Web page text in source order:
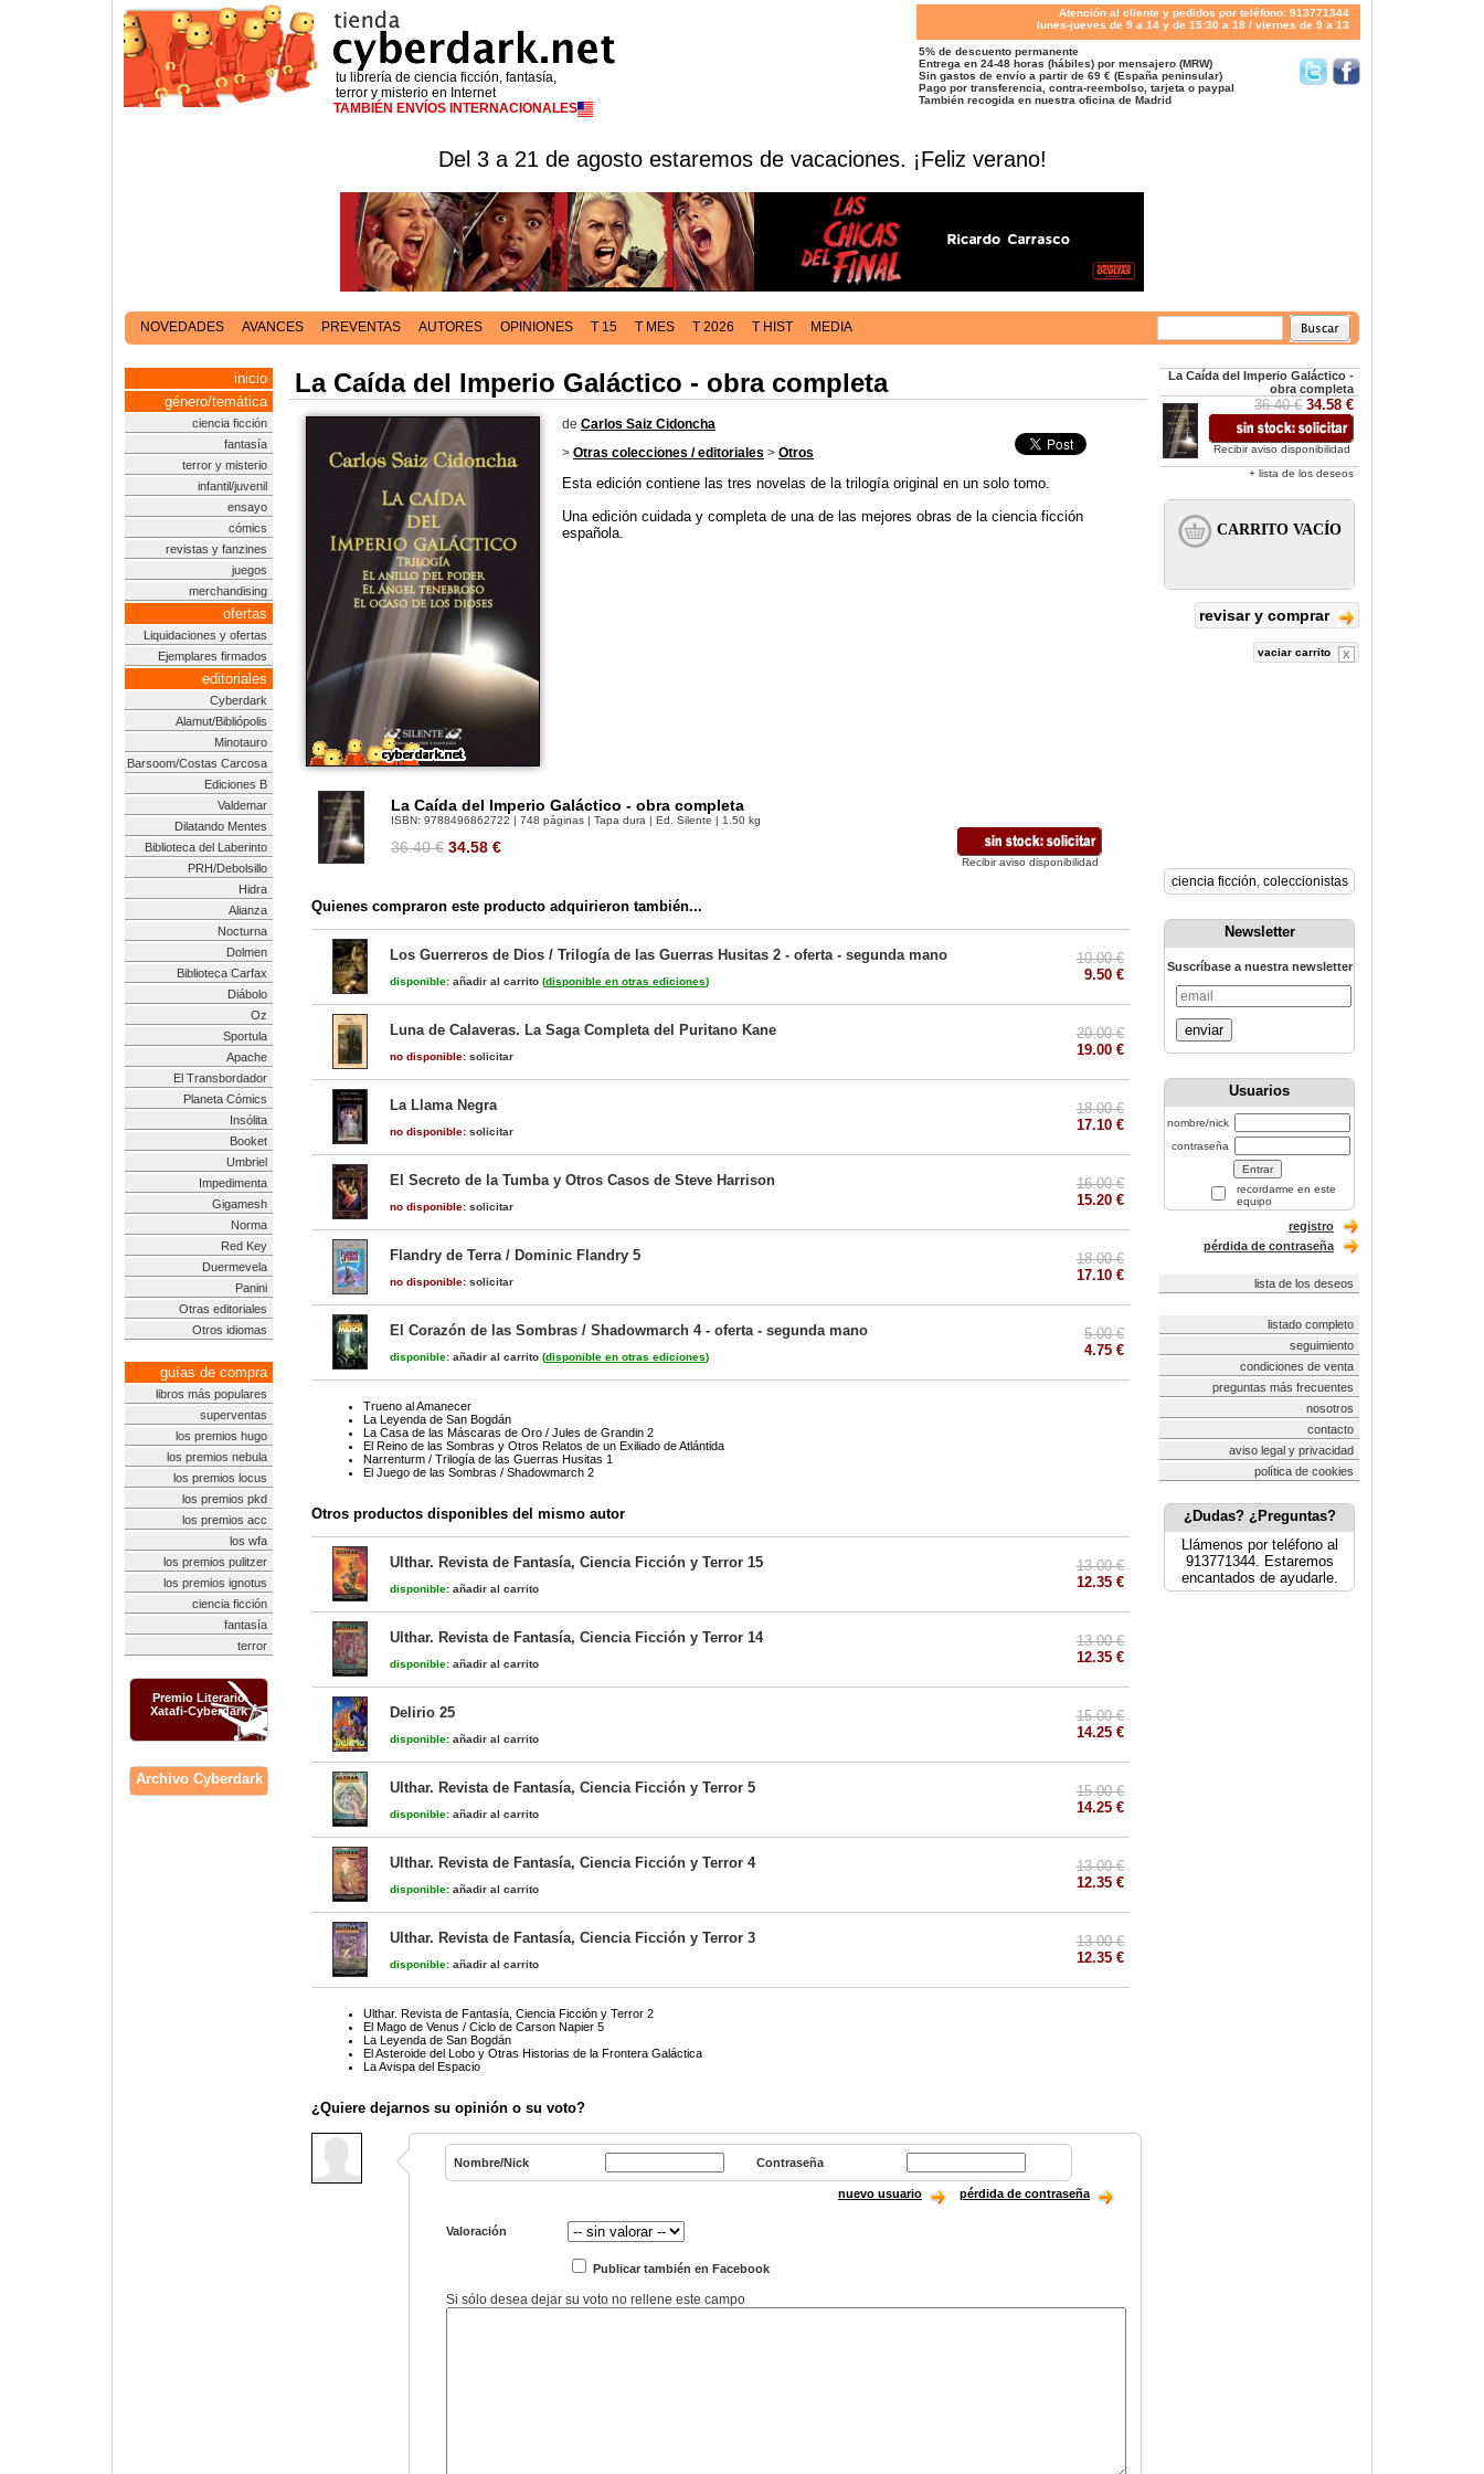
tu librería de ciencia ficción, fantasía,
terror y misterio en Internet
TAMBIÉN ENVÍOS INTERNACIONALES
Atención al cliente y pedidos por teléfono: 913771344
lunes-jueves de 9 a 14 y de 15:30 a 18 / viernes de 9 a 13
5% de descuento permanente
Entrega en 24-48 horas (hábiles) por mensajero (MRW)
Sin gastos de envío a partir de 69 € (España peninsular)
Pago por transferencia, contra-reembolso, tarjeta o paypal
También recogida en nuestra oficina de Madrid
Del 3 a 21 de agosto estaremos de vacaciones. ¡Feliz verano!
NOVEDADES AVANCES PREVENTAS AUTORES OPINIONES T 15 T MES T 2026 T HIST MEDIA
inicio
género/temática
ciencia ficción
fantasía
terror y misterio
infantil/juvenil
ensayo
cómics
revistas y fanzines
juegos
merchandising
ofertas
Liquidaciones y ofertas
Ejemplares firmados
editoriales
Cyberdark
Alamut/Bibliópolis
Minotauro
Barsoom/Costas Carcosa
Ediciones B
Valdemar
Dilatando Mentes
Biblioteca del Laberinto
PRH/Debolsillo
Hidra
Alianza
Nocturna
Dolmen
Biblioteca Carfax
Diábolo
Oz
Sportula
Apache
El Transbordador
Planeta Cómics
Insólita
Booket
Umbriel
Impedimenta
Gigamesh
Norma
Red Key
Duermevela
Panini
Otras editoriales
Otros idiomas
guías de compra
libros más populares
superventas
los premios hugo
los premios nebula
los premios locus
los premios pkd
los premios acc
los wfa
los premios pulitzer
los premios ignotus
ciencia ficción
fantasía
terror
Premio Literario
Xatafi-Cyberdark
Archivo Cyberdark
La Caída del Imperio Galáctico - obra completa
de Carlos Saiz Cidoncha
> Otras colecciones / editoriales > Otros
Esta edición contiene las tres novelas de la trilogía original en un solo tomo.
Una edición cuidada y completa de una de las mejores obras de la ciencia ficción
española.
La Caída del Imperio Galáctico - obra completa
ISBN: 9788496862722 | 748 páginas | Tapa dura | Ed. Silente | 1.50 kg
36.40 € 34.58 €
Recibir aviso disponibilidad
Quienes compraron este producto adquirieron también...
Los Guerreros de Dios / Trilogía de las Guerras Husitas 2 - oferta - segunda mano
disponible: añadir al carrito (disponible en otras ediciones)
10.00 €
9.50 €
Luna de Calaveras. La Saga Completa del Puritano Kane
no disponible: solicitar
20.00 €
19.00 €
La Llama Negra
no disponible: solicitar
18.00 €
17.10 €
El Secreto de la Tumba y Otros Casos de Steve Harrison
no disponible: solicitar
16.00 €
15.20 €
Flandry de Terra / Dominic Flandry 5
no disponible: solicitar
18.00 €
17.10 €
El Corazón de las Sombras / Shadowmarch 4 - oferta - segunda mano
disponible: añadir al carrito (disponible en otras ediciones)
5.00 €
4.75 €
Trueno al Amanecer
La Leyenda de San Bogdán
La Casa de las Máscaras de Oro / Jules de Grandin 2
El Reino de las Sombras y Otros Relatos de un Exiliado de Atlántida
Narrenturm / Trilogía de las Guerras Husitas 1
El Juego de las Sombras / Shadowmarch 2
Otros productos disponibles del mismo autor
Ulthar. Revista de Fantasía, Ciencia Ficción y Terror 15
disponible: añadir al carrito
13.00 €
12.35 €
Ulthar. Revista de Fantasía, Ciencia Ficción y Terror 14
disponible: añadir al carrito
13.00 €
12.35 €
Delirio 25
disponible: añadir al carrito
15.00 €
14.25 €
Ulthar. Revista de Fantasía, Ciencia Ficción y Terror 5
disponible: añadir al carrito
15.00 €
14.25 €
Ulthar. Revista de Fantasía, Ciencia Ficción y Terror 4
disponible: añadir al carrito
13.00 €
12.35 €
Ulthar. Revista de Fantasía, Ciencia Ficción y Terror 3
disponible: añadir al carrito
13.00 €
12.35 €
Ulthar. Revista de Fantasía, Ciencia Ficción y Terror 2
El Mago de Venus / Ciclo de Carson Napier 5
La Leyenda de San Bogdán
El Asteroide del Lobo y Otras Historias de la Frontera Galáctica
La Avispa del Espacio
¿Quiere dejarnos su opinión o su voto?
Nombre/Nick Contraseña
nuevo usuario pérdida de contraseña
Valoración
Publicar también en Facebook
Si sólo desea dejar su voto no rellene este campo
La Caída del Imperio Galáctico -
obra completa
36.40 € 34.58 €
Recibir aviso disponibilidad
+ lista de los deseos
revisar y comprar
vaciar carrito
ciencia ficción, coleccionistas
Newsletter
Suscríbase a nuestra newsletter
enviar
Usuarios
nombre/nick
contraseña
recordarme en este
equipo
registro
pérdida de contraseña
lista de los deseos
listado completo
seguimiento
condiciones de venta
preguntas más frecuentes
nosotros
contacto
aviso legal y privacidad
política de cookies
¿Dudas? ¿Preguntas?
Llámenos por teléfono al
913771344. Estaremos
encantados de ayudarle.